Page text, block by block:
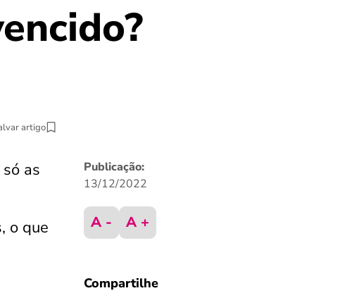
artigo
as
o que
Publicação:
13/12/2022
A - A +
Compartilhe